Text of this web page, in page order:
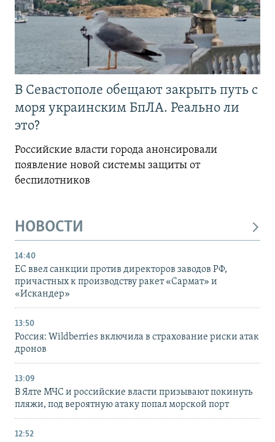
В Севастополе обещают закрыть путь с
моря украинским БпЛА. Реально ли
это?
Российские власти города анонсировали
появление новой системы защиты от
беспилотников
НОВОСТИ
14:40
ЕС ввел санкции против директоров заводов РФ,
причастных к производству ракет «Сармат» и
«Искандер»
13:50
Россия: Wildberries включила в страхование риски атак
дронов
13:09
В Ялте МЧС и российские власти призывают покинуть
пляжи, под вероятную атаку попал морской порт
12:52